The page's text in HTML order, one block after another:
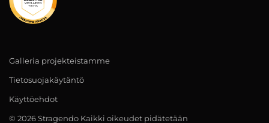
Galleria projekteistamme
Tietosuojakäytäntö
Käyttöehdot
© 2026 Stragendo Kaikki oikeudet pidätetään